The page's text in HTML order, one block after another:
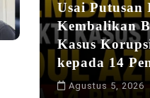
Usai
Kembalikan
Kasus
kepada 14
Agustus 5, 2026